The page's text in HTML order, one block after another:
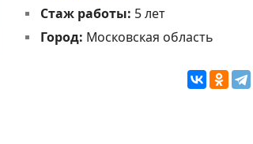
Стаж работы: 5 лет
Город: Московская область